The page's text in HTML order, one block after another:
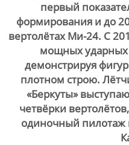
первый
формирования и до
вертолётах Ми-24. С
мощных ударных
демонстрируя
плотном строю.
«Беркуты»
четвёрки
одиночный пилотаж